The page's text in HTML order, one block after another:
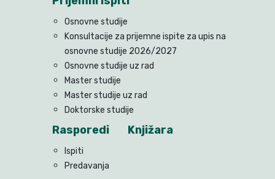
Osnovne studije
Konsultacije za prijemne ispite za upis na
osnovne studije 2026/2027
Osnovne studije uz rad
Master studije
Master studije uz rad
Doktorske studije
Rasporedi
Ispiti
Predavanja
Knjižara